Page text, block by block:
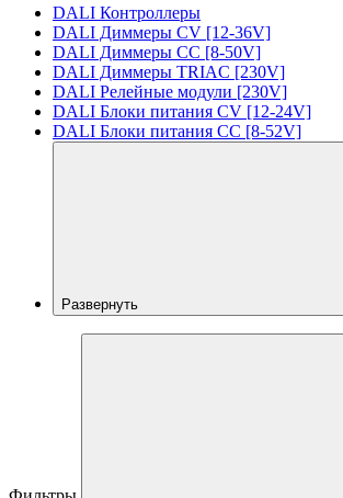
DALI Контроллеры
DALI Диммеры CV [12-36V]
DALI Диммеры CC [8-50V]
DALI Диммеры TRIAC [230V]
DALI Релейные модули [230V]
DALI Блоки питания CV [12-24V]
DALI Блоки питания CC [8-52V]
Развернуть